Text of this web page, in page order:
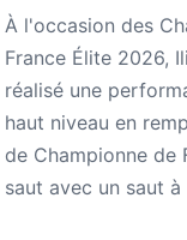
À l'occasion des
France Élite 2026,
réalisé une
haut niveau en
de Championne de
saut avec un saut à